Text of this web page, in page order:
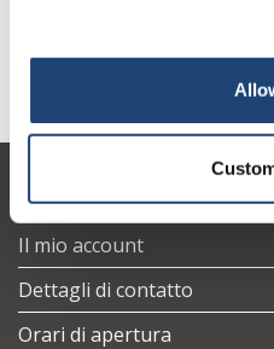
mobili) non sono usati solo per
Servizio di assistenza
Il mio account
Dettagli di contatto
Orari di apertura